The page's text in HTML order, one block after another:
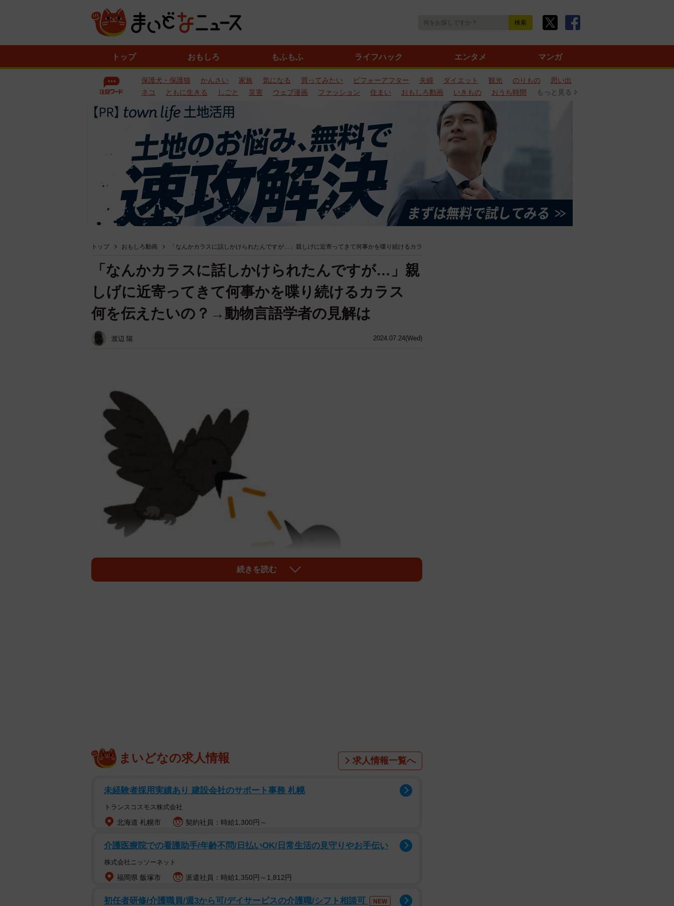
トップ おもしろ もふもふ ライフハック エンタメ マンガ
保護犬・保護猫 かんさい 家族 気になる 買ってみたい ビフォーアフター 夫婦 ダイエット 観光 のりもの
思い出
ネコ
ともに生きる しごと 災害 ウェブ漫画 ファッション 住まい おもしろ動画 いきもの おうち時間 もっと見る
トップ おもしろ動画 「なんかカラスに話しかけられたんですが…」親しげに近寄ってきて何事かを喋り続けるカラ
2024.07.24(Wed)
「なんかカラスに話しかけられたんですが…」親
しげに近寄ってきて何事かを喋り続けるカラス
何を伝えたいの？→動物言語学者の見解は
渡辺 陽
ち話題になり、「いいね」は9.5万件を超えました。
続きを読む
まいどなの求人情報 求人情報一覧へ
未経験者採用実績あり 建設会社のサポート事務 札幌
トランスコスモス株式会社
北海道 札幌市 契約社員：時給1,300円～
介護医療院での看護助手/年齢不問/日払いOK/日常生活の見守りやお手伝い
株式会社ニッソーネット
福岡県 飯塚市 派遣社員：時給1,350円～1,812円
初任者研修/介護職員/週3から可/デイサービスの介護職/シフト相談可 NEW